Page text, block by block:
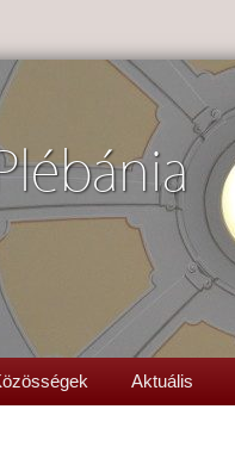
Aktuális